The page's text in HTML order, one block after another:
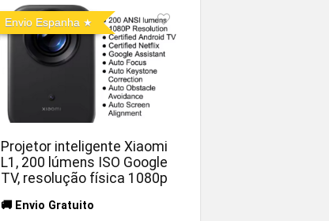
Envio Espanha
Projetor inteligente Xiaomi
L1, 200 lúmens ISO Google
TV, resolução física 1080p
🚚 Envio Gratuito